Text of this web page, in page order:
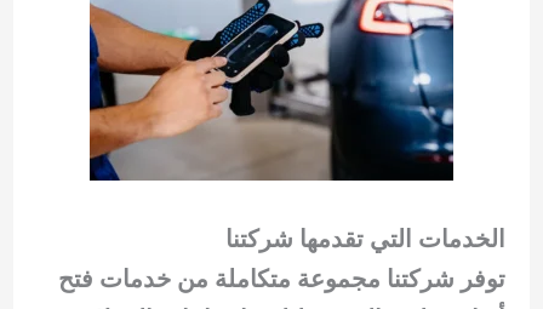
الخدمات التي تقدمها شركتنا
توفر شركتنا مجموعة متكاملة من خدمات فتح